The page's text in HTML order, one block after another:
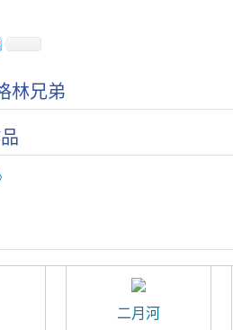
林兄弟
二月河